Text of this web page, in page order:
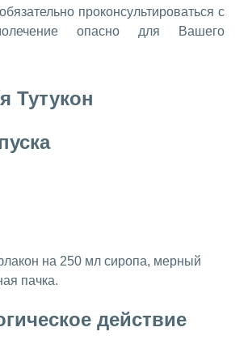
проконсультироваться с
опасно для Вашего
Тутукон
на 250 мл сиропа, мерный
пачка.
действие